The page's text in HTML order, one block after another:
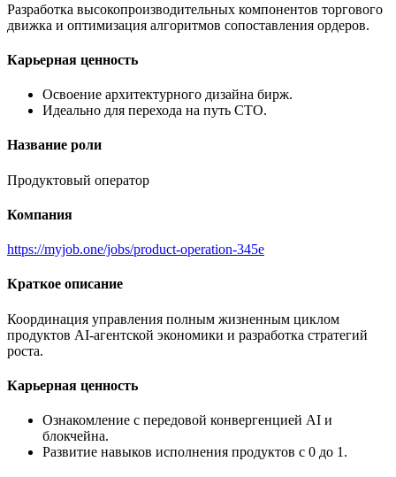
Разработка высокопроизводительных компонентов торгового
движка и оптимизация алгоритмов сопоставления ордеров.
Карьерная ценность
Освоение архитектурного дизайна бирж.
Идеально для перехода на путь CTO.
Название роли
Продуктовый оператор
Компания
https://myjob.one/jobs/product-operation-345e
Краткое описание
Координация управления полным жизненным циклом
продуктов AI-агентской экономики и разработка стратегий
роста.
Карьерная ценность
Ознакомление с передовой конвергенцией AI и
блокчейна.
Развитие навыков исполнения продуктов с 0 до 1.